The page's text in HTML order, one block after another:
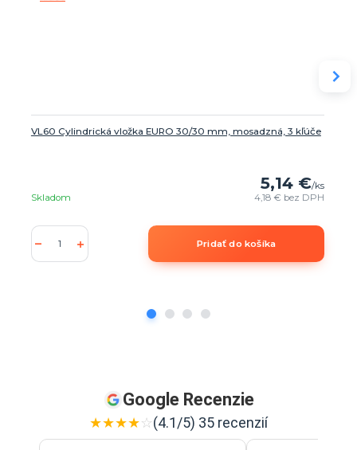
VL60 Cylindrická vložka EURO 30/30 mm, mosadzná, 3 kľúče
5,14 €/ks
4,18 € bez DPH
Skladom
Pridať do košíka
Google Recenzie
★★★★☆(4.1/5) 35 recenzií